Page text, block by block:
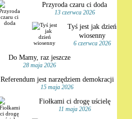
Przyroda czaru ci doda
13 czerwca 2026
Tyś jest jak dzień
wiosenny
6 czerwca 2026
Do Mamy, raz jeszcze
28 maja 2026
Referendum jest narzędziem demokracji
15 maja 2026
Fiołkami ci drogę uścielę
11 maja 2026